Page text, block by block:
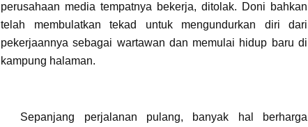
perusahaan media tempatnya bekerja, ditolak. Doni bahkan
telah membulatkan tekad untuk mengundurkan diri dari
pekerjaannya sebagai wartawan dan memulai hidup baru di
kampung halaman.
Sepanjang perjalanan pulang, banyak hal berharga